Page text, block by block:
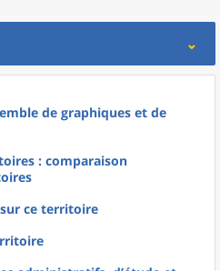
de graphiques et de
: comparaison
ce territoire